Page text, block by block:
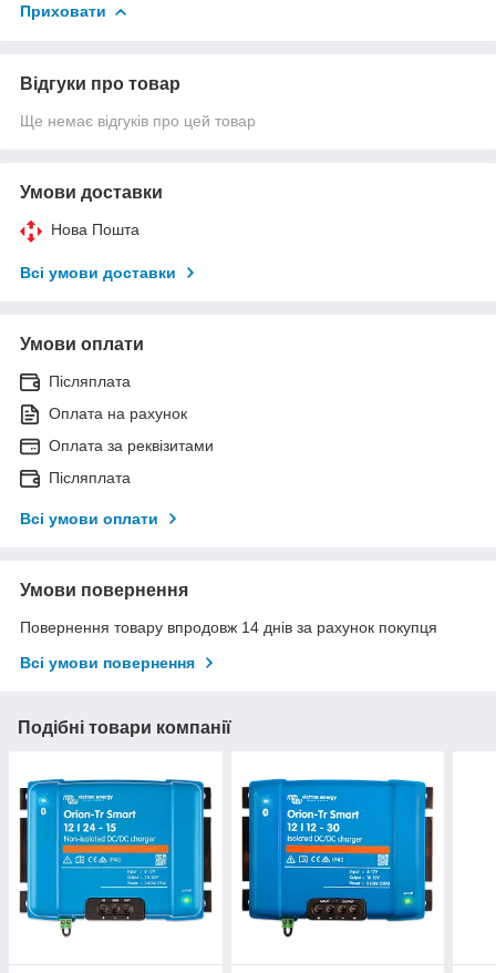
Приховати
Відгуки про товар
Ще немає відгуків про цей товар
Умови доставки
Нова Пошта
Всі умови доставки
Умови оплати
Післяплата
Оплата на рахунок
Оплата за реквізитами
Післяплата
Всі умови оплати
Умови повернення
Повернення товару впродовж 14 днів за рахунок покупця
Всі умови повернення
Подібні товари компанії